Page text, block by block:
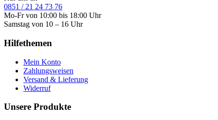
0851 / 21 24 73 76
Mo-Fr von 10:00 bis 18:00 Uhr
Samstag von 10 – 16 Uhr
Hilfethemen
Mein Konto
Zahlungsweisen
Versand & Lieferung
Widerruf
Unsere Produkte